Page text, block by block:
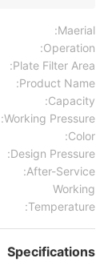
Maerial:
Operation:
Plate Filter Area:
Product Name:
Capacity:
Working Pressure:
Color:
Design Pressure:
After-Service:
Working
Temperature:
Specifications